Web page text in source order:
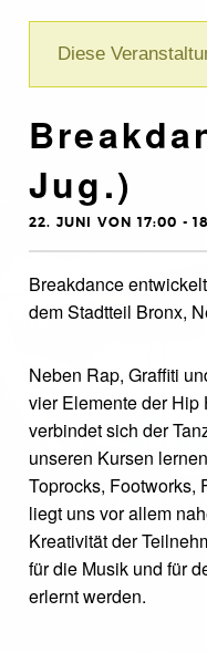
Diese
Jug.)
22. JUNI VON 17:00 -
Breakdance
dem Stadtteil Bronx,
Neben Rap, Graffiti
vier Elemente der Hip
verbindet sich der
unseren Kursen
Toprocks, Footworks,
liegt uns vor allem
Kreativität der
für die Musik und für
erlernt werden.